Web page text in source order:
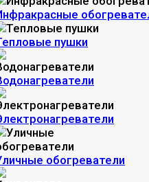
пушки
обогреватели